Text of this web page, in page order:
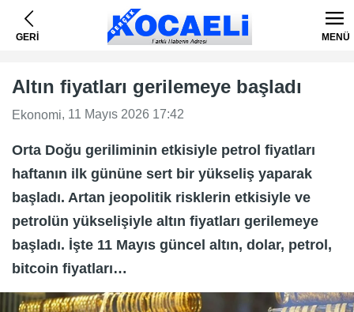
GERİ MENÜ
Altın fiyatları gerilemeye başladı
Ekonomi, 11 Mayıs 2026 17:42
Orta Doğu geriliminin etkisiyle petrol fiyatları
haftanın ilk gününe sert bir yükseliş yaparak
başladı. Artan jeopolitik risklerin etkisiyle ve
petrolün yükselişiyle altın fiyatları gerilemeye
başladı. İşte 11 Mayıs güncel altın, dolar, petrol,
bitcoin fiyatları…